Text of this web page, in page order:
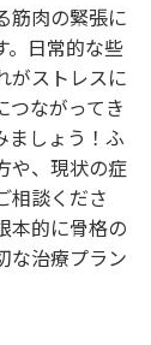
筋肉の緊張に
。日常的な些
がストレスに
つながってき
ましょう！ふ
や、現状の症
相談くださ
本的に骨格の
な治療プラン